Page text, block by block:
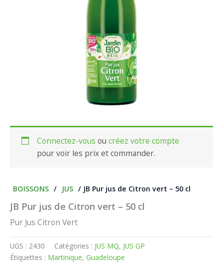
Connectez-vous oucréez votre compte
pour voir les prix et commander.
BOISSONS / JUS / JB Pur jus de Citron vert – 50 cl
JB Pur jus de Citron vert – 50 cl
Pur Jus Citron Vert
UGS : 2430 Catégories : JUS MQ, JUS GP
Étiquettes : Martinique, Guadeloupe